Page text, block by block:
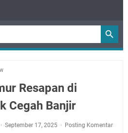
Resapan di
Cegah Banjir
September 17, 2025 Posting Komentar